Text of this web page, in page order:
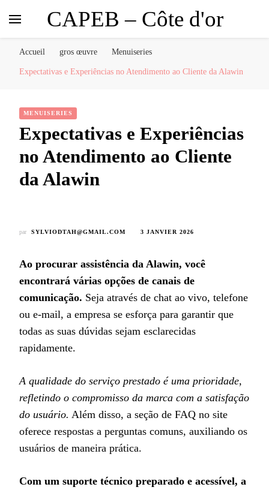
CAPEB – Côte d'or
Accueil gros œuvre Menuiseries
Expectativas e Experiências no Atendimento ao Cliente da Alawin
MENUISERIES
Expectativas e Experiências
no Atendimento ao Cliente
da Alawin
par SYLVIODTAH@GMAIL.COM 3 JANVIER 2026
Ao procurar assistência da Alawin, você
encontrará várias opções de canais de
comunicação. Seja através de chat ao vivo, telefone
ou e-mail, a empresa se esforça para garantir que
todas as suas dúvidas sejam esclarecidas
rapidamente.
A qualidade do serviço prestado é uma prioridade,
refletindo o compromisso da marca com a satisfação
do usuário. Além disso, a seção de FAQ no site
oferece respostas a perguntas comuns, auxiliando os
usuários de maneira prática.
Com um suporte técnico preparado e acessível, a